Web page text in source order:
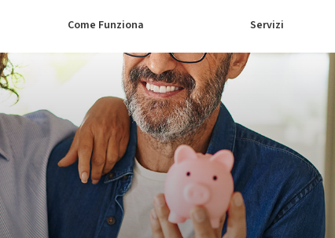
Come Funziona Servizi